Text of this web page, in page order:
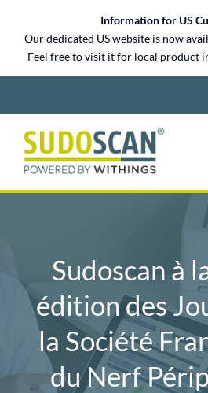
content
Information for US
Our dedicated US website is now
Feel free to visit it for local product
Sudoscan à
édition des
la Société
du Nerf